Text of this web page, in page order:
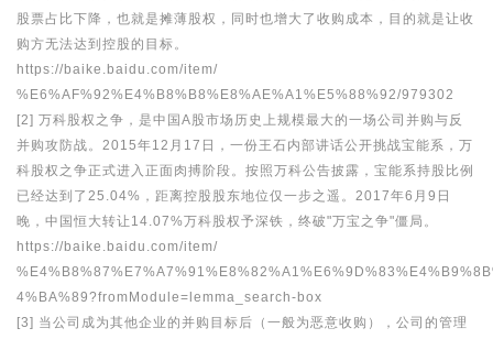
股票占比下降，也就是摊薄股权，同时也增大了收购成本，目的就是让收
购方无法达到控股的目标。
https://baike.baidu.com/item/
%E6%AF%92%E4%B8%B8%E8%AE%A1%E5%88%92/979302
[2] 万科股权之争，是中国A股市场历史上规模最大的一场公司并购与反
并购攻防战。2015年12月17日，一份王石内部讲话公开挑战宝能系，万
科股权之争正式进入正面肉搏阶段。按照万科公告披露，宝能系持股比例
已经达到了25.04%，距离控股股东地位仅一步之遥。2017年6月9日
晚，中国恒大转让14.07%万科股权予深铁，终破"万宝之争"僵局。
https://baike.baidu.com/item/
%E4%B8%87%E7%A7%91%E8%
4%BA%89?fromModule=lemma_search-box
[3] 当公司成为其他企业的并购目标后（一般为恶意收购），公司的管理